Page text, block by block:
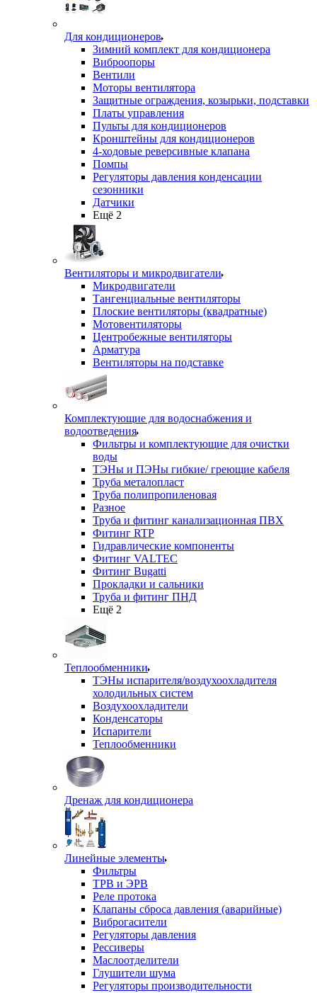
Для кондиционеров
Зимний комплект для кондиционера
Виброопоры
Вентили
Моторы вентилятора
Защитные ограждения, козырьки, подставки
Платы управления
Пульты для кондиционеров
Кронштейны для кондиционеров
4-ходовые реверсивные клапана
Помпы
Регуляторы давления конденсации
сезонники
Датчики
Ещё 2
Вентиляторы и микродвигатели
Микродвигатели
Тангенциальные вентиляторы
Плоские вентиляторы (квадратные)
Мотовентиляторы
Центробежные вентиляторы
Арматура
Вентиляторы на подставке
Комплектующие для водоснабжения и
водоотведения
Фильтры и комплектующие для очистки
воды
ТЭНы и ПЭНы гибкие/ греющие кабеля
Труба металопласт
Труба полипропиленовая
Разное
Труба и фитинг канализационная ПВХ
Фитинг RTP
Гидравлические компоненты
Фитинг VALTEC
Фитинг Bugatti
Прокладки и сальники
Труба и фитинг ПНД
Ещё 2
Теплообменники
ТЭНы испарителя/воздухоохладителя
холодильных систем
Воздухоохладители
Конденсаторы
Испарители
Теплообменники
Дренаж для кондиционера
Линейные элементы
Фильтры
ТРВ и ЭРВ
Реле протока
Клапаны сброса давления (аварийные)
Виброгасители
Регуляторы давления
Рессиверы
Маслоотделители
Глушители шума
Регуляторы производительности